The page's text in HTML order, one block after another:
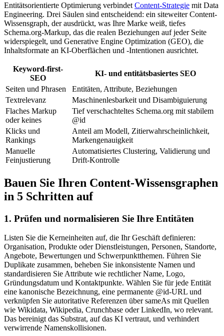
Entitätsorientierte Optimierung verbindet Content-Strategie mit Data
Engineering. Drei Säulen sind entscheidend: ein siteweiter Content-
Wissensgraph, der ausdrückt, was Ihre Marke weiß, tiefes
Schema.org-Markup, das die realen Beziehungen auf jeder Seite
widerspiegelt, und Generative Engine Optimization (GEO), die
Inhaltsformate an KI-Oberflächen und -Intentionen ausrichtet.
Keyword-first-
SEO
KI- und entitätsbasiertes SEO
Seiten und Phrasen
Entitäten, Attribute, Beziehungen
Textrelevanz
Maschinenlesbarkeit und Disambiguierung
Flaches Markup
oder keines
Tief verschachteltes Schema.org mit stabilem
@id
Klicks und
Rankings
Anteil am Modell, Zitierwahrscheinlichkeit,
Markengenauigkeit
Manuelle
Feinjustierung
Automatisiertes Clustering, Validierung und
Drift-Kontrolle
Bauen Sie Ihren Content‑Wissensgraphen
in 5 Schritten auf
1. Prüfen und normalisieren Sie Ihre Entitäten
Listen Sie die Kerneinheiten auf, die Ihr Geschäft definieren:
Organisation, Produkte oder Dienstleistungen, Personen, Standorte,
Angebote, Bewertungen und Schwerpunktthemen. Führen Sie
Duplikate zusammen, beheben Sie inkonsistente Namen und
standardisieren Sie Attribute wie rechtlicher Name, Logo,
Gründungsdatum und Kontaktpunkte. Wählen Sie für jede Entität
eine kanonische Bezeichnung, eine permanente @id-URL und
verknüpfen Sie autoritative Referenzen über sameAs mit Quellen
wie Wikidata, Wikipedia, Crunchbase oder LinkedIn, wo relevant.
Das bereinigt das Substrat, auf das KI vertraut, und verhindert
verwirrende Namenskollisionen.